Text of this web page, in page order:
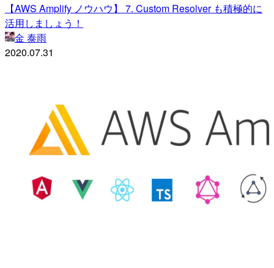
【AWS Amplify ノウハウ】 7. Custom Resolver も積極的に
活用しましょう！
金 泰雨
2020.07.31